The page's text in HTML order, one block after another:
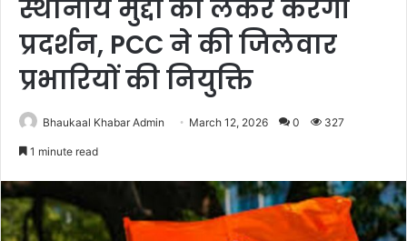
स्थानीय मुद्दों को लेकर करेगी
प्रदर्शन, PCC ने की जिलेवार
प्रभारियों की नियुक्ति
Bhaukaal Khabar Admin March 12, 2026 0 327
1 minute read